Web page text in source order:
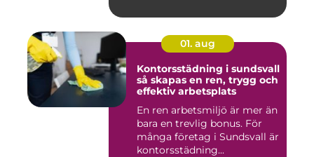
01. aug
Kontorsstädning i sundsvall
så skapas en ren, trygg och
effektiv arbetsplats
En ren arbetsmiljö är mer än
bara en trevlig bonus. För
många företag i Sundsvall är
kontorsstädning...